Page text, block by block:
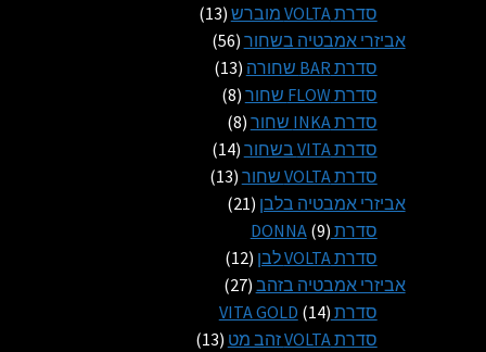
סדרת VOLTA מוברש 13
13
אביזרי אמבטיה בשחור 56
56
מוצרים
סדרת BAR שחורה 13
13
סדרת FLOW שחור 8
8
מוצרים
סדרת INKA שחור 8
8
מוצרים
סדרת VITA בשחור 14
14
מוצרים
סדרת VOLTA שחור 13
13
אביזרי אמבטיה בלבן 21
21
סדרת DONNA 9
9
מוצרים סדרת VOLTA לבן 12
12
מוצרים
אביזרי אמבטיה בזהב 27
27
מוצרים
סדרת VITA GOLD 14
14
מוצרים סדרת VOLTA זהב מט 13
13